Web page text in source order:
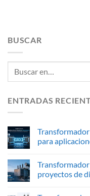
BUSCAR
ENTRADAS
para
proyectos de